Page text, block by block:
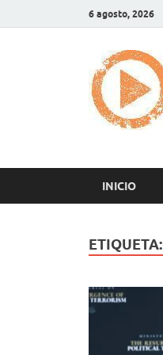
6 agosto, 2026
INICIO
ETIQUETA: